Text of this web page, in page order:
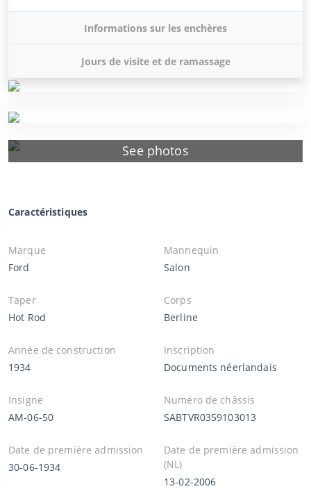
See photos
Informations sur les enchères
Jours de visite et de ramassage
Caractéristiques
Marque
Ford
Mannequin
Salon
Taper
Hot Rod
Corps
Berline
Année de construction
1934
Inscription
Documents néerlandais
Insigne
AM-06-50
Numéro de châssis
SABTVR0359103013
Date de première admission
30-06-1934
Date de première admission
(NL)
13-02-2006